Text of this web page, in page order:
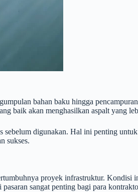
bahan baku hingga
baik akan menghasilkan aspalt yang
digunakan. Hal ini penting
sukses.
proyek infrastruktur. Kondisi
sangat penting bagi para